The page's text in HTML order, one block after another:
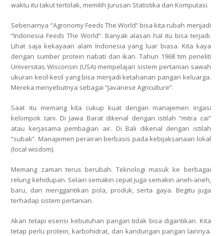
waktu itu takut tertolak, memilih Jurusan Statistika dan Komputasi.
Sebenarnya “Agronomy Feeds The World” bisa kita rubah menjadi
“Indonesia Feeds The World”. Banyak alasan hal itu bisa terjadi.
Lihat saja kekayaan alam Indonesia yang luar biasa. Kita kaya
dengan sumber protein nabati dan ikan. Tahun 1968 tim peneliti
Universitas Wisconsin (USA) mempelajari sistem pertanian sawah
ukuran kecil-kecil yang bisa menjadi ketahanan pangan keluarga.
Mereka menyebutnya sebagai “Javanese Agriculture”.
Saat itu memang kita cukup kuat dengan manajemen irigasi
kelompok tani. Di Jawa Barat dikenal dengan istilah “mitra cai”
atau kerjasama pembagian air. Di Bali dikenal dengan istilah
“subak”. Manajemen perairan berbasis pada kebijaksanaan lokal
(local wisdom).
Memang zaman terus berubah. Teknologi masuk ke berbagai
relung kehidupan. Selain semakin cepat juga semakin aneh-aneh,
baru, dan menggantikan pola, produk, serta gaya. Begitu juga
terhadap sistem pertanian.
Akan tetapi esensi kebutuhan pangan tidak bisa digantikan. Kita
tetap perlu protein, karbohidrat, dan kandungan pangan lainnya.